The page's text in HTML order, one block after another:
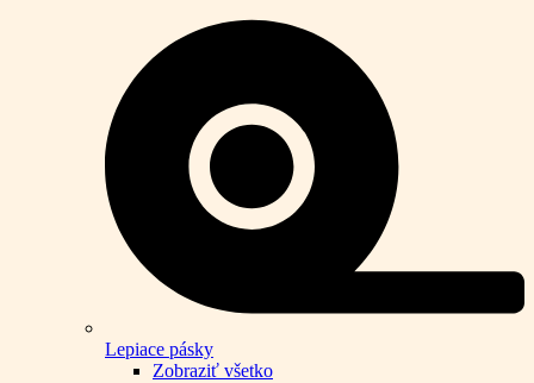
Lepiace pásky
Zobraziť všetko